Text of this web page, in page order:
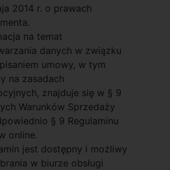
2014 r. o prawach
na temat
danych w związku
umowy, w tym
na zasadach
znajduje się w § 9
Warunków Sprzedaży
§ 9 Regulaminu
online.
jest dostępny i możliwy
w biurze obsługi